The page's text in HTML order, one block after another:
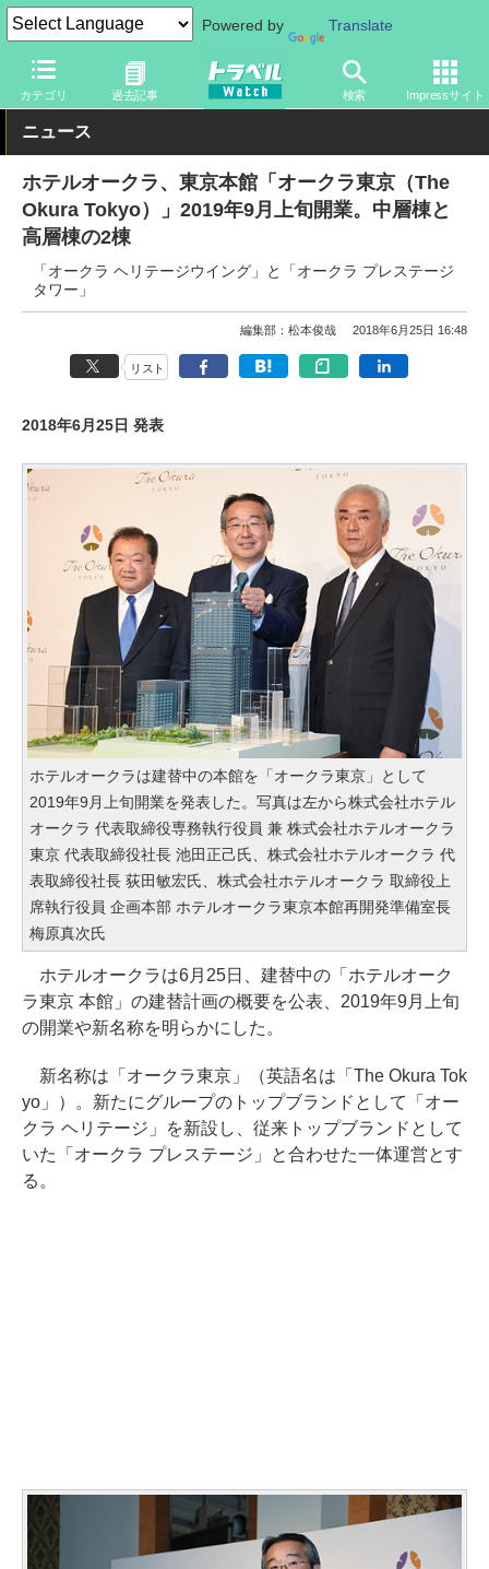
Powered by Translate
カテゴリ 過去記事 検索 Impressサイト
トラベル Watch 地域 国内旅行 東京
ニュース
ホテルオークラ、東京本館「オークラ東京（The
Okura Tokyo）」2019年9月上旬開業。中層棟と
高層棟の2棟
「オークラ ヘリテージウイング」と「オークラ プレステージ
タワー」
編集部：松本俊哉 2018年6月25日 16:48
リスト
2018年6月25日 発表
ホテルオークラは建替中の本館を「オークラ東京」として
2019年9月上旬開業を発表した。写真は左から株式会社ホテル
オークラ 代表取締役専務執行役員 兼 株式会社ホテルオークラ
東京 代表取締役社長 池田正己氏、株式会社ホテルオークラ 代
表取締役社長 荻田敏宏氏、株式会社ホテルオークラ 取締役上
席執行役員 企画本部 ホテルオークラ東京本館再開発準備室長
梅原真次氏
ホテルオークラは6月25日、建替中の「ホテルオーク
ラ東京 本館」の建替計画の概要を公表、2019年9月上旬
の開業や新名称を明らかにした。
新名称は「オークラ東京」（英語名は「The Okura Tok
yo」）。新たにグループのトップブランドとして「オー
クラ ヘリテージ」を新設し、従来トップブランドとして
いた「オークラ プレステージ」と合わせた一体運営とす
る。